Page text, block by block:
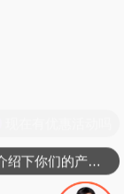
可以介绍下你们的产品么